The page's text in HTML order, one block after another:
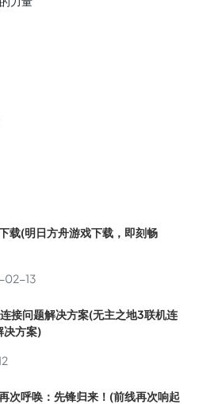
载(明日方舟游戏下载，即刻畅
02-13
接问题解决方案(无主之地3联机连
决方案)
次呼唤：先锋归来！(前线再次响起